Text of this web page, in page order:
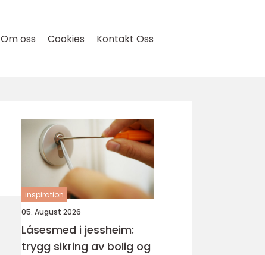
Om oss Cookies Kontakt Oss
inspiration
05. August 2026
Låsesmed i jessheim:
trygg sikring av bolig og